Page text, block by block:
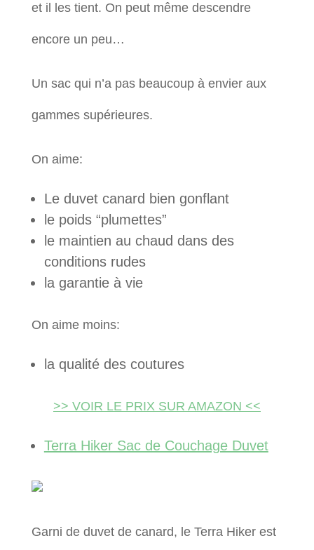
et il les tient. On peut même descendre
encore un peu…
Un sac qui n’a pas beaucoup à envier aux
gammes supérieures.
On aime:
Le duvet canard bien gonflant
le poids “plumettes”
le maintien au chaud dans des
conditions rudes
la garantie à vie
On aime moins:
la qualité des coutures
>> VOIR LE PRIX SUR AMAZON <<
Terra Hiker Sac de Couchage Duvet
Garni de duvet de canard, le Terra Hiker est